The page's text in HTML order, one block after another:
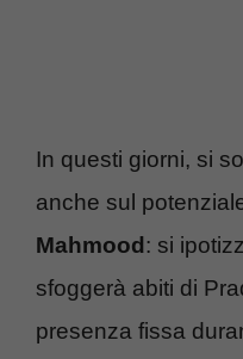
In questi giorni, si
anche sul
Mahmood: si
sfoggerà abiti di
presenza fissa